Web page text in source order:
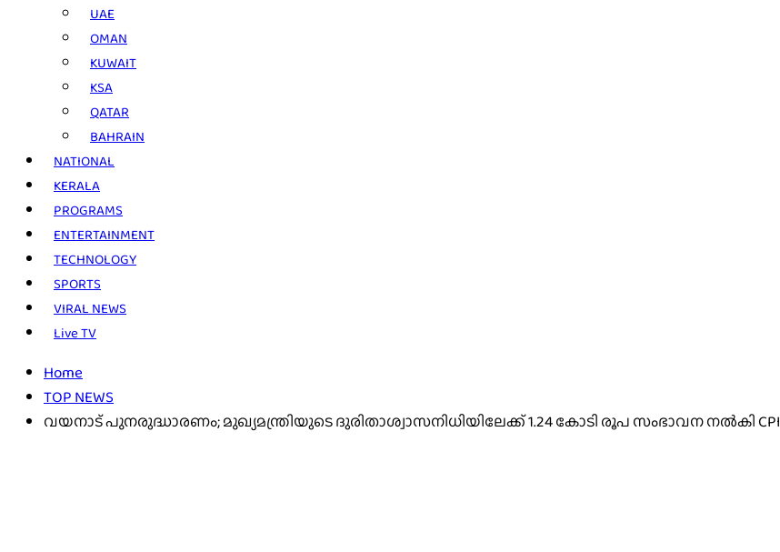
UAE
OMAN
KUWAIT
KSA
QATAR
BAHRAIN
NATIONAL
KERALA
PROGRAMS
ENTERTAINMENT
TECHNOLOGY
SPORTS
VIRAL NEWS
Live TV
Home
TOP NEWS
വയനാട് പുനരുദ്ധാരണം; മുഖ്യമന്ത്രിയുടെ ദുരിതാശ്വാസനിധിയിലേക്ക് 1.24 കോടി രൂപ സംഭാവന നൽകി CPI